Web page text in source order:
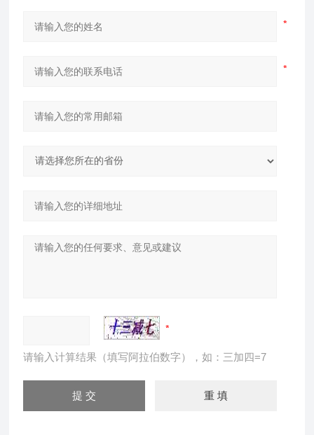
请输入计算结果（填写阿拉伯数字），如：三加四=7